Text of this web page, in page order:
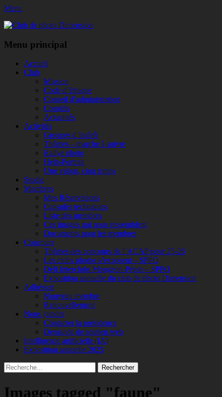
Menu
Club de photo Dimension
Menu principal
Aller
Accueil
Club
Mission
Code d’éthique
Conseil d’administration
Comités
Actualités
Activités
Groupes d’intérêt
Thèmes – marche à suivre
Rallye photo
Help-Portrait
Une vision, cinq temps
Studio
Membres
Mes Réservations
Capsules techniques
Liste des membres
Ces images qui nous ressemblent
Documents pour les membres
Concours
Thèmes des concours de l’ACAP pour 25-26
Les clubs photos s’exposent – SPPQ
Défi Interclubs Mongeon-Pépin – SPPQ
Exposition annuelle du club de photo Dimension
Adhésion
Nouveau membre
Renouvellement
Nous joindre
Contacter la présidence
Demande de soutien web
Intelligence artificielle (IA)
Exposition annuelle 2025
Recherche
Rechercher :
Images tagged "faune"